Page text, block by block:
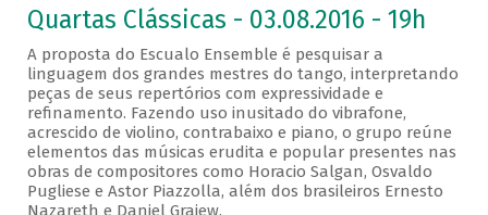
Quartas Clássicas - 03.08.2016 - 19h
A proposta do Escualo Ensemble é pesquisar a
linguagem dos grandes mestres do tango, interpretando
peças de seus repertórios com expressividade e
refinamento. Fazendo uso inusitado do vibrafone,
acrescido de violino, contrabaixo e piano, o grupo reúne
elementos das músicas erudita e popular presentes nas
obras de compositores como Horacio Salgan, Osvaldo
Pugliese e Astor Piazzolla, além dos brasileiros Ernesto